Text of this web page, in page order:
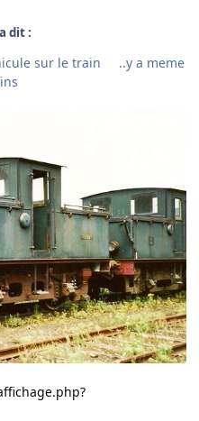
dit :
sur le train ..y a meme